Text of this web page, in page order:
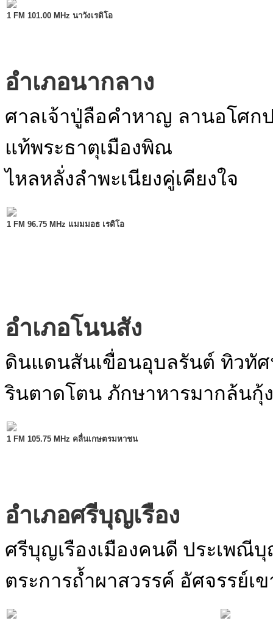
1 FM 101.00 MHz นาวังเรดิโอ
อำเภอนากลาง
ศาลเจ้าปู่ลือคำหาญ ลานอโศก
แท้พระธาตุเมืองพิณ
ไหลหลั่งลำพะเนียงคู่เคียงใจ
1 FM 96.75 MHz แมมมอธ เรดิโอ
อำเภอโนนสัง
ดินแดนสันเขื่อนอุบลรันต์ ทิวทั
รินตาดโตน ภักษาหารมากล้นกุ้
1 FM 105.75 MHz คลื่นเกษตรมหาชน
อำเภอศรีบุญเรือง
ศรีบุญเรืองเมืองคนดี ประเพณี
ตระการถ้ำผาสวรรค์ อัศจรรย์เ